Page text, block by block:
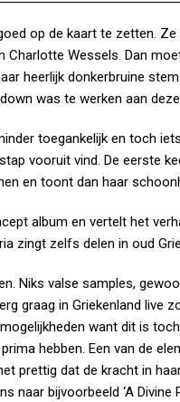
op de kaart te zetten.
Charlotte Wessels. Dan
heerlijk donkerbruine
was te werken aan
toegankelijk en toch
vooruit vind. De eerste
en toont dan haar
album en vertelt het
zingt zelfs delen in oud
Niks valse samples,
graag in Griekenland live
want dit is
hebben. Een van de
prettig dat de kracht in
bijvoorbeeld ‘A Divine